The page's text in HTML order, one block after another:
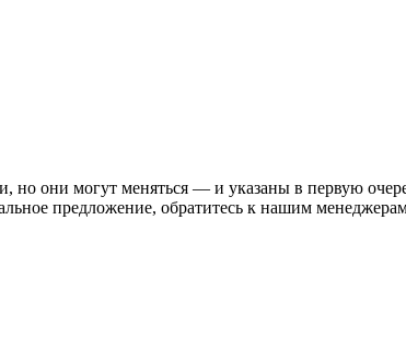
но они могут меняться — и указаны в первую
предложение, обратитесь к нашим